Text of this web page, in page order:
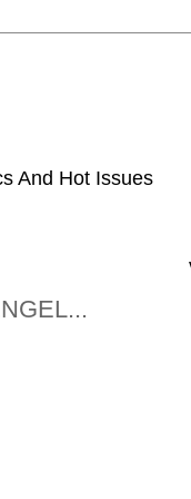
And Hot Issues